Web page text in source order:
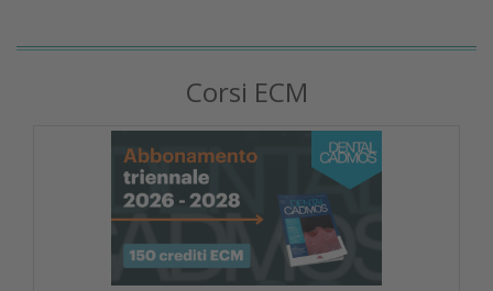
Corsi ECM